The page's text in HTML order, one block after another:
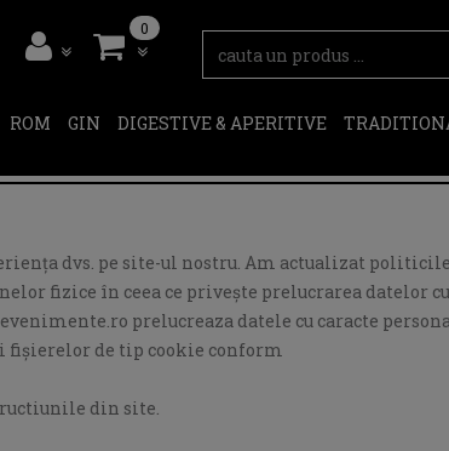
0
ROM GIN DIGESTIVE & APERITIVE
dvs. pe site-ul nostru. Am actualizat
fizice în ceea ce privește prelucrarea datelor
prelucreaza datele cu caracte
de tip cookie conform
din site.